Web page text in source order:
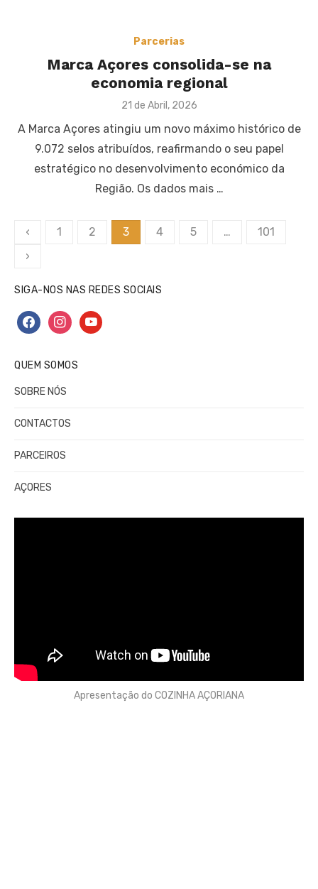
Parcerias
Marca Açores consolida-se na
economia regional
Posted
21 de Abril, 2026
A Marca Açores atingiu um novo máximo histórico de
9.072 selos atribuídos, reafirmando o seu papel
estratégico no desenvolvimento económico da
Região. Os dados mais …
Paginação
dos
‹ 1 2 3 4 5 …
101
›
SIGA-NOS NAS REDES SOCIAIS
facebookinstagramyoutube
QUEM SOMOS
SOBRE NÓS
CONTACTOS
PARCEIROS
AÇORES
Apresentação do COZINHA AÇORIANA